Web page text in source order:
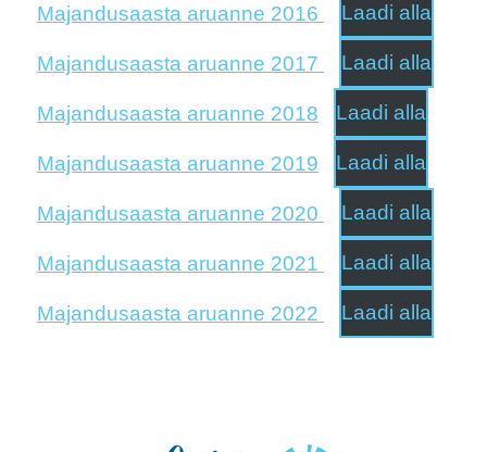
Majandusaasta aruanne 2016 Laadi alla
Majandusaasta aruanne 2017 Laadi alla
Majandusaasta aruanne 2018 Laadi alla
Majandusaasta aruanne 2019 Laadi alla
Majandusaasta aruanne 2020 Laadi alla
Majandusaasta aruanne 2021 Laadi alla
Majandusaasta aruanne 2022 Laadi alla